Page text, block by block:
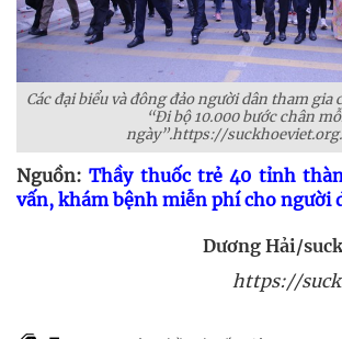
Các đại biểu và đông đảo người dân tham
“Đi bộ 10.000 bước chân
ngày”.https://
Nguồn:Thầy thuốc trẻ 40 tỉnh
vấn, khám bệnh miễn phí cho người
Dương Hải/
https://